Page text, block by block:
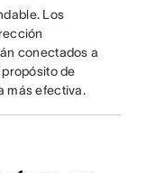
Los
conectados a
de
más efectiva.